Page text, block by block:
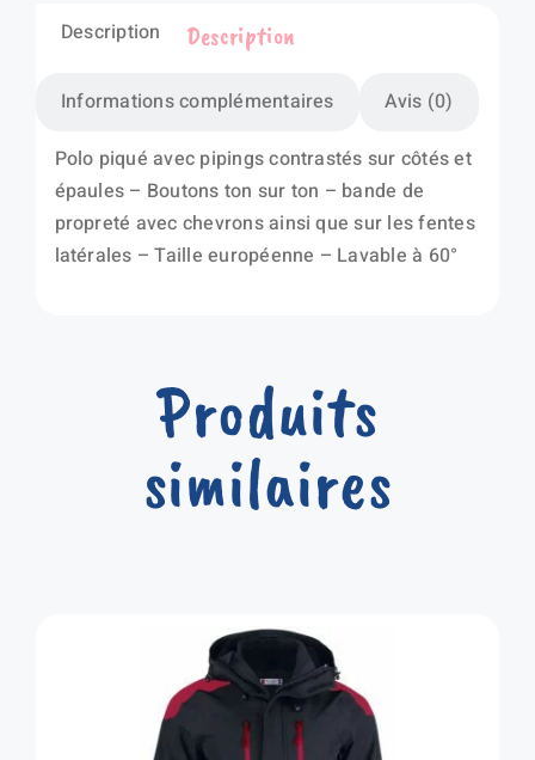
Description
Informations complémentaires Avis (0)
Description
Polo piqué avec pipings contrastés sur côtés et
épaules – Boutons ton sur ton – bande de
propreté avec chevrons ainsi que sur les fentes
latérales – Taille européenne – Lavable à 60°
Produits
similaires